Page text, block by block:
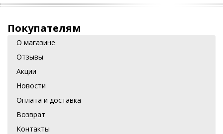
Покупателям
О магазине
Отзывы
Акции
Новости
Оплата и доставка
Возврат
Контакты